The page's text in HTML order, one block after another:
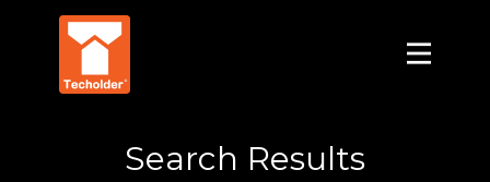
Search Results